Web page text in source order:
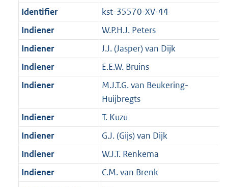
Identifier
kst-35570-XV-44
Indiener
W.P.H.J. Peters
Indiener
J.J. (Jasper) van Dijk
Indiener
E.E.W. Bruins
Indiener
M.J.T.G. van Beukering-
Huijbregts
Indiener
T. Kuzu
Indiener
G.J. (Gijs) van Dijk
Indiener
W.J.T. Renkema
Indiener
C.M. van Brenk